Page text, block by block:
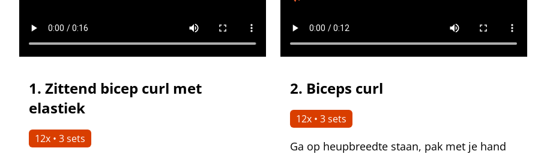
1.Zittend bicep curl met
elastiek
12x • 3 sets
2. Biceps curl
12x • 3 sets
Ga op heupbreedte staan, pak met je hand